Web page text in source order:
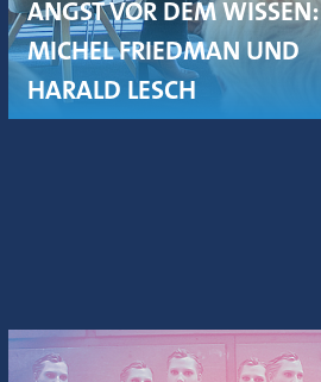
ANGST VOR DEM WISSEN:
MICHEL FRIEDMAN UND
HARALD LESCH